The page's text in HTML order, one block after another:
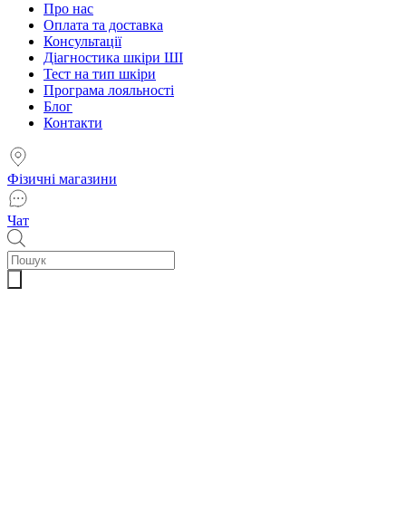
Про нас
Оплата та доставка
Консультації
Діагностика шкіри ШІ
Тест на тип шкіри
Програма лояльності
Блог
Контакти
Фізичні магазини
Чат
Пошук
товарів